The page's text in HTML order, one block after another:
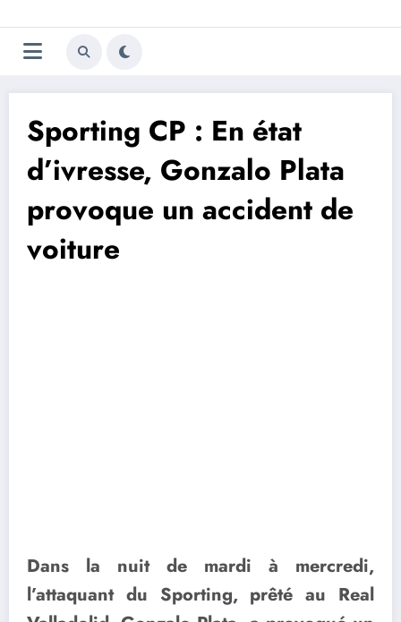
au
contenu
Trivela
L'actualité du football
Sporting CP : En état
d’ivresse, Gonzalo Plata
provoque un accident de
voiture
Dans la nuit de mardi à mercredi,
l’attaquant du Sporting, prêté au Real